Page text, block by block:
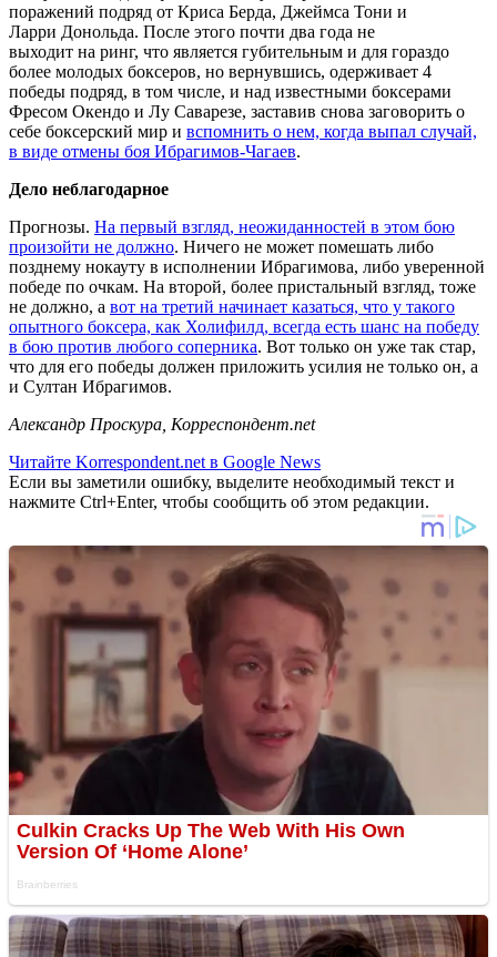
поражений подряд от Криса Берда, Джеймса Тони и
Ларри Донольда. После этого почти два года не
выходит на ринг, что является губительным и для гораздо
более молодых боксеров, но вернувшись, одерживает 4
победы подряд, в том числе, и над известными боксерами
Фресом Окендо и Лу Саварезе, заставив снова заговорить о
себе боксерский мир и вспомнить о нем, когда выпал случай,
в виде отмены боя Ибрагимов-Чагаев.
Дело неблагодарное
Прогнозы. На первый взгляд, неожиданностей в этом бою
произойти не должно. Ничего не может помешать либо
позднему нокауту в исполнении Ибрагимова, либо уверенной
победе по очкам. На второй, более пристальный взгляд, тоже
не должно, а вот на третий начинает казаться, что у такого
опытного боксера, как Холифилд, всегда есть шанс на победу
в бою против любого соперника. Вот только он уже так стар,
что для его победы должен приложить усилия не только он, а
и Султан Ибрагимов.
Александр Проскура, Корреспондент.net
Читайте Korrespondent.net в Google News
Если вы заметили ошибку, выделите необходимый текст и
нажмите Ctrl+Enter, чтобы сообщить об этом редакции.